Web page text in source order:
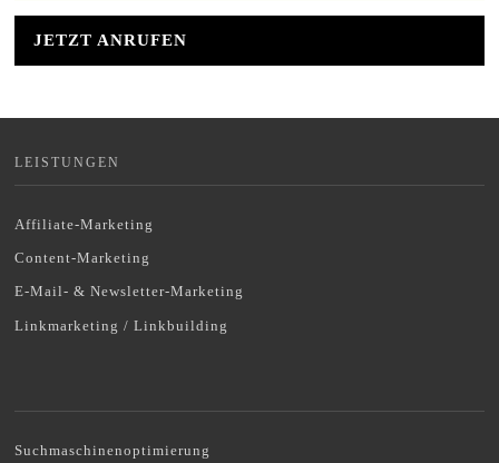
JETZT ANRUFEN
LEISTUNGEN
Affiliate-Marketing
Content-Marketing
E-Mail- & Newsletter-Marketing
Linkmarketing / Linkbuilding
Suchmaschinenoptimierung